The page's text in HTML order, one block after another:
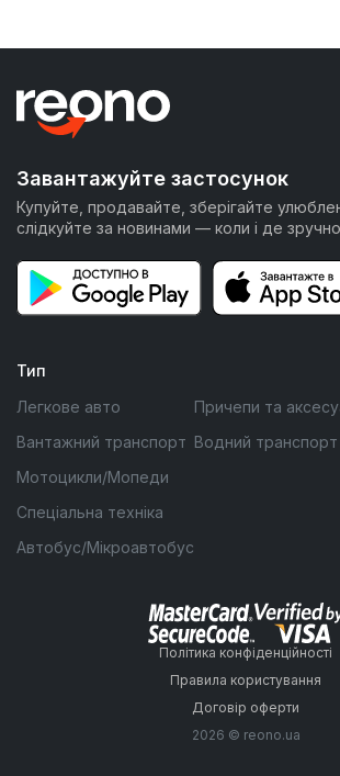
Завантажуйте застосунок
Купуйте, продавайте, зберігайте
слідкуйте за новинами — коли і де
Тип
Легкове авто
Вантажний транспорт
Мотоцикли/Мопеди
Спеціальна техніка
Автобус/Мікроавтобус
Причепи та
Водний транспорт
Політика конфіденційності
Правила користування
Договір оферти
2026 © reono.ua